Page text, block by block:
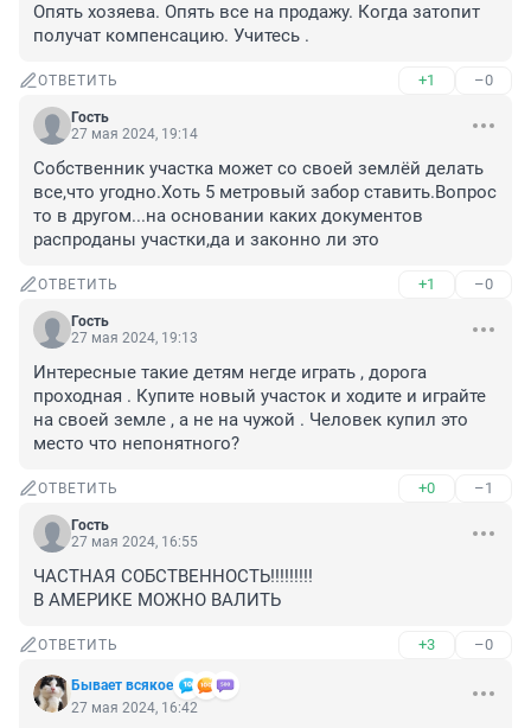
Опять хозяева. Опять все на продажу. Когда затопит
получат компенсацию. Учитесь .
ОТВЕТИТЬ +1 –0
Гость
27 мая 2024, 19:14
Собственник участка может со своей землёй делать
все,что угодно.Хоть 5 метровый забор ставить.Вопрос
то в другом...на основании каких документов
распроданы участки,да и законно ли это
ОТВЕТИТЬ +1 –0
Гость
27 мая 2024, 19:13
Интересные такие детям негде играть , дорога
проходная . Купите новый участок и ходите и играйте
на своей земле , а не на чужой . Человек купил это
место что непонятного?
ОТВЕТИТЬ +0 –1
Гость
27 мая 2024, 16:55
ЧАСТНАЯ СОБСТВЕННОСТЬ!!!!!!!!!
В АМЕРИКЕ МОЖНО ВАЛИТЬ
ОТВЕТИТЬ +3 –0
Бывает всякое
27 мая 2024, 16:42